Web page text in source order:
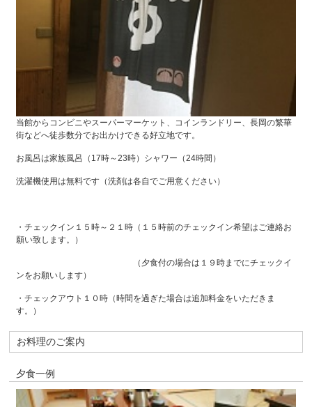
当館からコンビニやスーパーマーケット、コインランドリー、長岡の繁華
街などへ徒歩数分でお出かけできる好立地です。
お風呂は家族風呂（17時～23時）シャワー（24時間）
洗濯機使用は無料です（洗剤は各自でご用意ください）
・チェックイン１５時～２１時（１５時前のチェックイン希望はご連絡お
願い致します。）
（夕食付の場合は１９時までにチェックイ
ンをお願いします）
・チェックアウト１０時（時間を過ぎた場合は追加料金をいただきま
す。）
お料理のご案内
夕食一例